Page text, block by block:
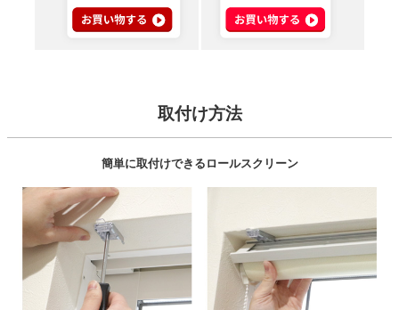
取付け方法
簡単に取付けできるロールスクリーン